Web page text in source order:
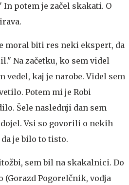
In potem je začel skakati. O
moral biti res neki ekspert, da
Na začetku, ko sem videl
vedel, kaj je narobe. Videl sem
Potem mi je Robi
Šele naslednji dan sem
Vsi so govorili o nekih
je bilo to tisto.
sem bil na skakalnici. Do
(Gorazd Pogorelčnik, vodja